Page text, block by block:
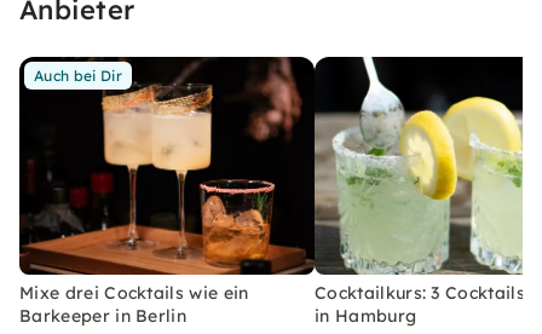
Anbieter
Auch bei Dir
Mixe drei Cocktails wie ein
Barkeeper in Berlin
Cocktailkurs: 3 Cocktails
in Hamburg